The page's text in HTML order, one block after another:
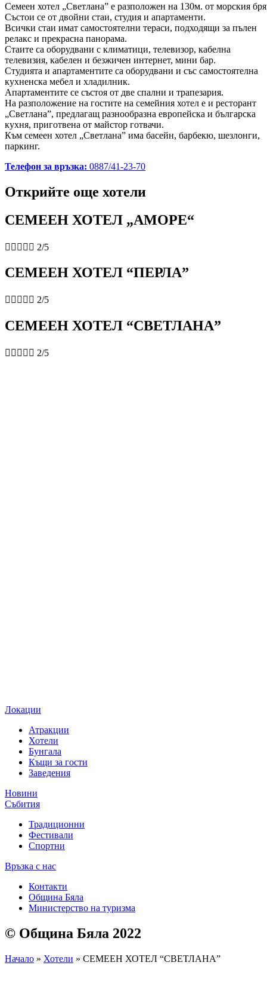
Семеен хотел „Светлана” е разположен на 130м. от морския
Състои се от двойни стаи, студия и апартаменти.
Всички стаи имат самостоятелни тераси, подходящи за пълен
релакс и прекрасна панорама.
Стаите са оборудвани с климатици, телевизор, кабелна
телевизия, кабелен и безжичен интернет, мини бар.
Студията и апартаментите са оборудвани и със самостоятелна
кухненска мебел и хладилник.
Апартаментите се състоя от две спални и трапезария.
На разположение на гостите на семейния хотел е и ресторант
„Светлана”, предлагащ разнообразна европейска и българска
кухня, приготвена от майстор готвачи.
Към семеен хотел „Светлана” има басейн, барбекю, шезлонги,
паркинг.
Телефон за връзка: 0887/41-23-70
Открийте още хотели
СЕМЕЕН ХОТЕЛ „АМОРЕ“
     2/5
СЕМЕЕН ХОТЕЛ “ПЕРЛА”
     2/5
СЕМЕЕН ХОТЕЛ “СВЕТЛАНА”
     2/5
Локации
Атракции
Хотели
Бунгала
Къщи за гости
Заведения
Новини
Събития
Традиционни
Фестивали
Спортни
Връзка с нас
Контакти
Община Бяла
Министерство на туризма
© Община Бяла 2022
Начало » Хотели » СЕМЕЕН ХОТЕЛ “СВЕТЛАНА”